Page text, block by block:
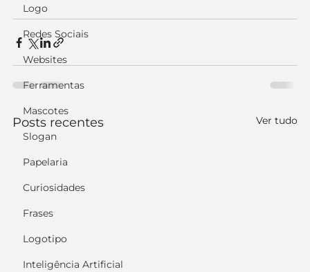
Logo
Redes Sociais
Websites
Ferramentas
Mascotes
Slogan
Papelaria
Curiosidades
Frases
Logotipo
Inteligência Artificial
Posts recentes Ver tudo